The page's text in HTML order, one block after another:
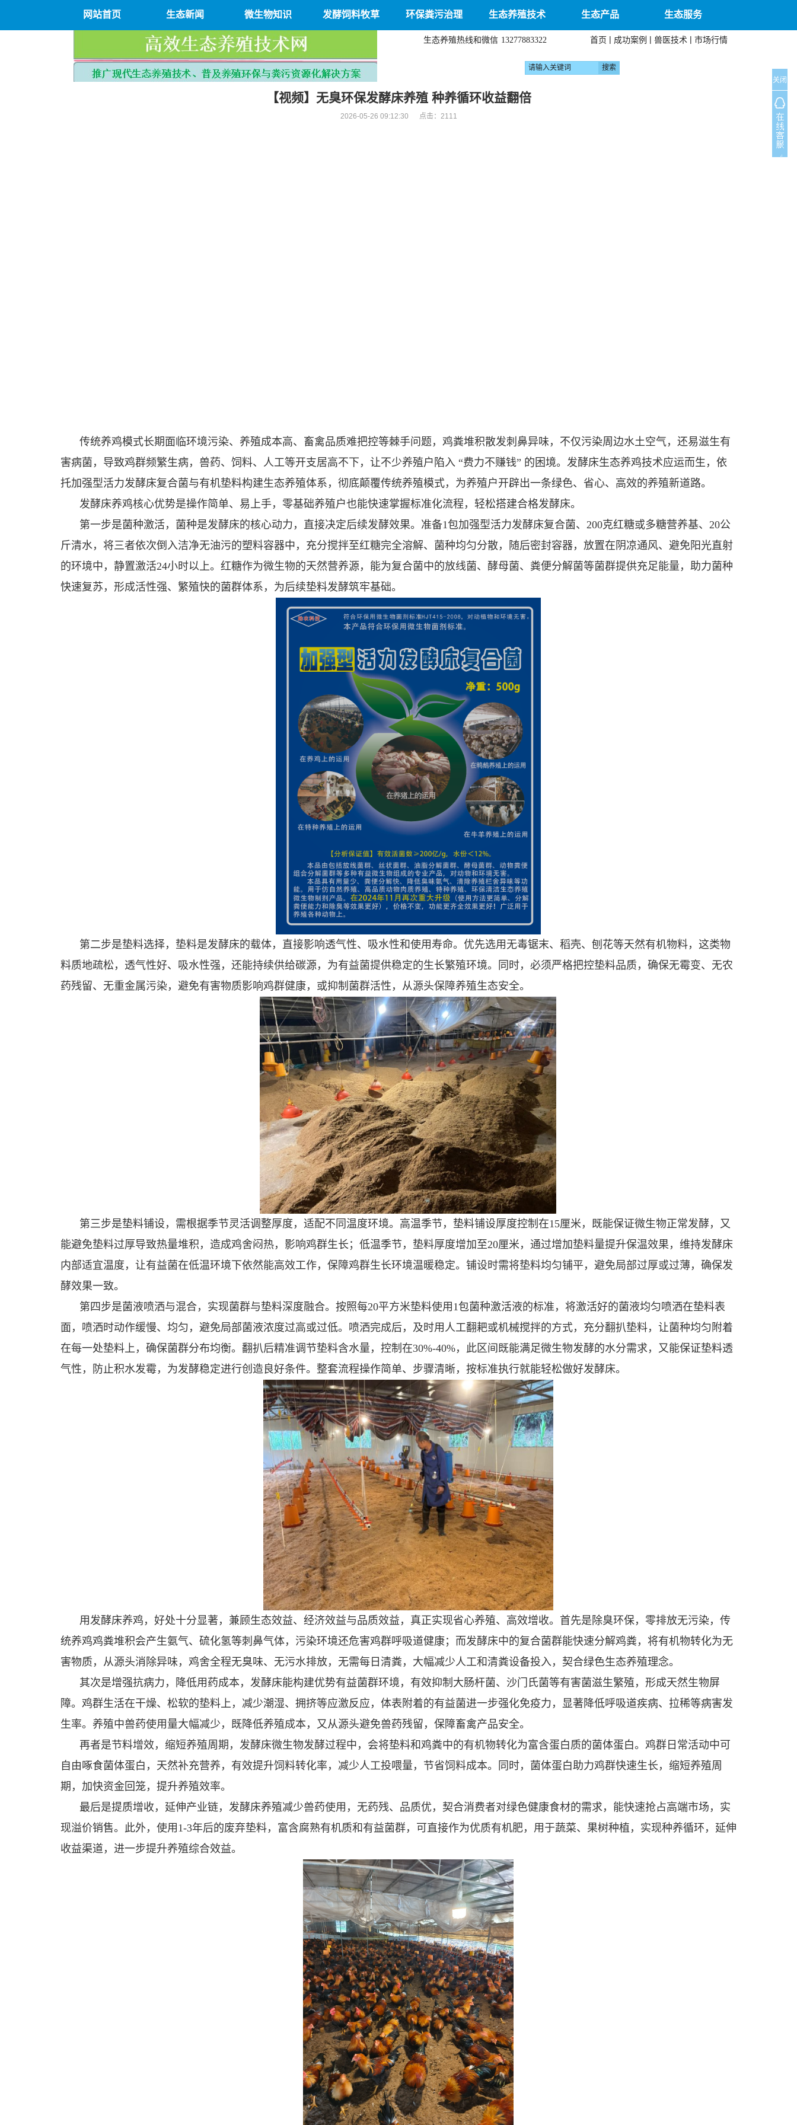
网站首页 生态新闻 微生物知识 发酵饲料牧草 环保粪污治理 生态养殖技术 生态产品 生态服务
首页 | 成功案例 | 兽医技术 | 市场行情
生态养殖热线和微信 13277883322
【视频】无臭环保发酵床养殖 种养循环收益翻倍
2026-05-26 09:12:30 点击： 2111
传统养鸡模式长期面临环境污染、养殖成本高、畜禽品质难把控等棘手问题，鸡粪堆积散发刺鼻异味，不仅污染周边水土空气，还易滋生有
害病菌，导致鸡群频繁生病，兽药、饲料、人工等开支居高不下，让不少养殖户陷入 “费力不赚钱” 的困境。发酵床生态养鸡技术应运而生，依
托加强型活力发酵床复合菌与有机垫料构建生态养殖体系，彻底颠覆传统养殖模式，为养殖户开辟出一条绿色、省心、高效的养殖新道路。
发酵床养鸡核心优势是操作简单、易上手，零基础养殖户也能快速掌握标准化流程，轻松搭建合格发酵床。
第一步是菌种激活，菌种是发酵床的核心动力，直接决定后续发酵效果。准备1包加强型活力发酵床复合菌、200克红糖或多糖营养基、20公
斤清水，将三者依次倒入洁净无油污的塑料容器中，充分搅拌至红糖完全溶解、菌种均匀分散，随后密封容器，放置在阴凉通风、避免阳光直射
的环境中，静置激活24小时以上。红糖作为微生物的天然营养源，能为复合菌中的放线菌、酵母菌、粪便分解菌等菌群提供充足能量，助力菌种
快速复苏，形成活性强、繁殖快的菌群体系，为后续垫料发酵筑牢基础。
第二步是垫料选择，垫料是发酵床的载体，直接影响透气性、吸水性和使用寿命。优先选用无毒锯末、稻壳、刨花等天然有机物料，这类物
料质地疏松，透气性好、吸水性强，还能持续供给碳源，为有益菌提供稳定的生长繁殖环境。同时，必须严格把控垫料品质，确保无霉变、无农
药残留、无重金属污染，避免有害物质影响鸡群健康，或抑制菌群活性，从源头保障养殖生态安全。
第三步是垫料铺设，需根据季节灵活调整厚度，适配不同温度环境。高温季节，垫料铺设厚度控制在15厘米，既能保证微生物正常发酵，又
能避免垫料过厚导致热量堆积，造成鸡舍闷热，影响鸡群生长；低温季节，垫料厚度增加至20厘米，通过增加垫料量提升保温效果，维持发酵床
内部适宜温度，让有益菌在低温环境下依然能高效工作，保障鸡群生长环境温暖稳定。铺设时需将垫料均匀铺平，避免局部过厚或过薄，确保发
酵效果一致。
第四步是菌液喷洒与混合，实现菌群与垫料深度融合。按照每20平方米垫料使用1包菌种激活液的标准，将激活好的菌液均匀喷洒在垫料表
面，喷洒时动作缓慢、均匀，避免局部菌液浓度过高或过低。喷洒完成后，及时用人工翻耙或机械搅拌的方式，充分翻扒垫料，让菌种均匀附着
在每一处垫料上，确保菌群分布均衡。翻扒后精准调节垫料含水量，控制在30%-40%，此区间既能满足微生物发酵的水分需求，又能保证垫料透
气性，防止积水发霉，为发酵稳定进行创造良好条件。整套流程操作简单、步骤清晰，按标准执行就能轻松做好发酵床。
用发酵床养鸡，好处十分显著，兼顾生态效益、经济效益与品质效益，真正实现省心养殖、高效增收。首先是除臭环保，零排放无污染，传
统养鸡鸡粪堆积会产生氨气、硫化氢等刺鼻气体，污染环境还危害鸡群呼吸道健康；而发酵床中的复合菌群能快速分解鸡粪，将有机物转化为无
害物质，从源头消除异味，鸡舍全程无臭味、无污水排放，无需每日清粪，大幅减少人工和清粪设备投入，契合绿色生态养殖理念。
其次是增强抗病力，降低用药成本，发酵床能构建优势有益菌群环境，有效抑制大肠杆菌、沙门氏菌等有害菌滋生繁殖，形成天然生物屏
障。鸡群生活在干燥、松软的垫料上，减少潮湿、拥挤等应激反应，体表附着的有益菌进一步强化免疫力，显著降低呼吸道疾病、拉稀等病害发
生率。养殖中兽药使用量大幅减少，既降低养殖成本，又从源头避免兽药残留，保障畜禽产品安全。
再者是节料增效，缩短养殖周期，发酵床微生物发酵过程中，会将垫料和鸡粪中的有机物转化为富含蛋白质的菌体蛋白。鸡群日常活动中可
自由啄食菌体蛋白，天然补充营养，有效提升饲料转化率，减少人工投喂量，节省饲料成本。同时，菌体蛋白助力鸡群快速生长，缩短养殖周
期，加快资金回笼，提升养殖效率。
最后是提质增收，延伸产业链，发酵床养殖减少兽药使用，无药残、品质优，契合消费者对绿色健康食材的需求，能快速抢占高端市场，实
现溢价销售。此外，使用1-3年后的废弃垫料，富含腐熟有机质和有益菌群，可直接作为优质有机肥，用于蔬菜、果树种植，实现种养循环，延伸
收益渠道，进一步提升养殖综合效益。
关闭